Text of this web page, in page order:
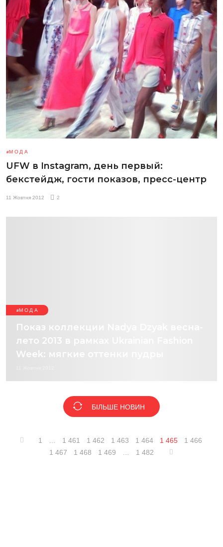
МОДА
UFW в Instagram, день первый:
бекстейдж, гости показов, пресс-центр
11 Жовтня 2012 2
МОДА
Показ коллекции Nadya Dzyak весна-
лето 2013 в рамках Ukrainian Fashion
Week: мягкие оттенки пудры
БІЛЬШЕ НОВИН
1 1 461 1 462 1 463 1 464 1 465
1 466
1 467
1 468 1 469 1 482